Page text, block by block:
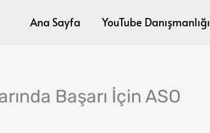
Ana Sayfa YouTube Danışmanlığı
Başarı İçin ASO